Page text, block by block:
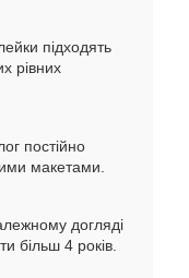
підходять
рівних
постійно
макетами.
догляді
більш 4 років.